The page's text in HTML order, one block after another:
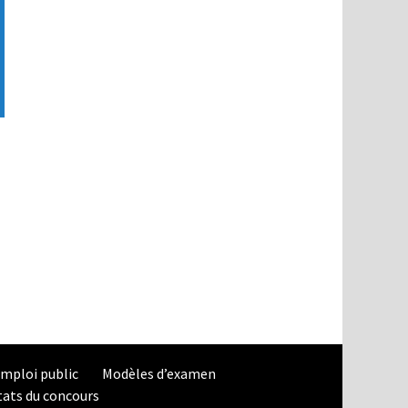
public
Modèles d’examen
du concours